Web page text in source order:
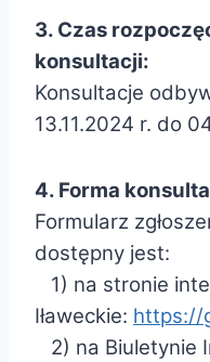
3. Czas
konsultacji:
Konsultacje
13.11.2024 r. do
4. Forma
Formularz
dostępny jest:
1) na stronie
Iławeckie: https://
2) na Biuletynie